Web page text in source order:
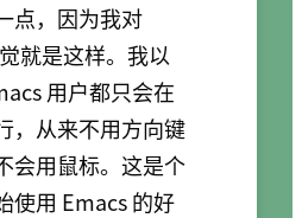
点，因为我对
就是这样。我以
用户都只会在
，从来不用方向键
会用鼠标。这是个
使用 Emacs 的好